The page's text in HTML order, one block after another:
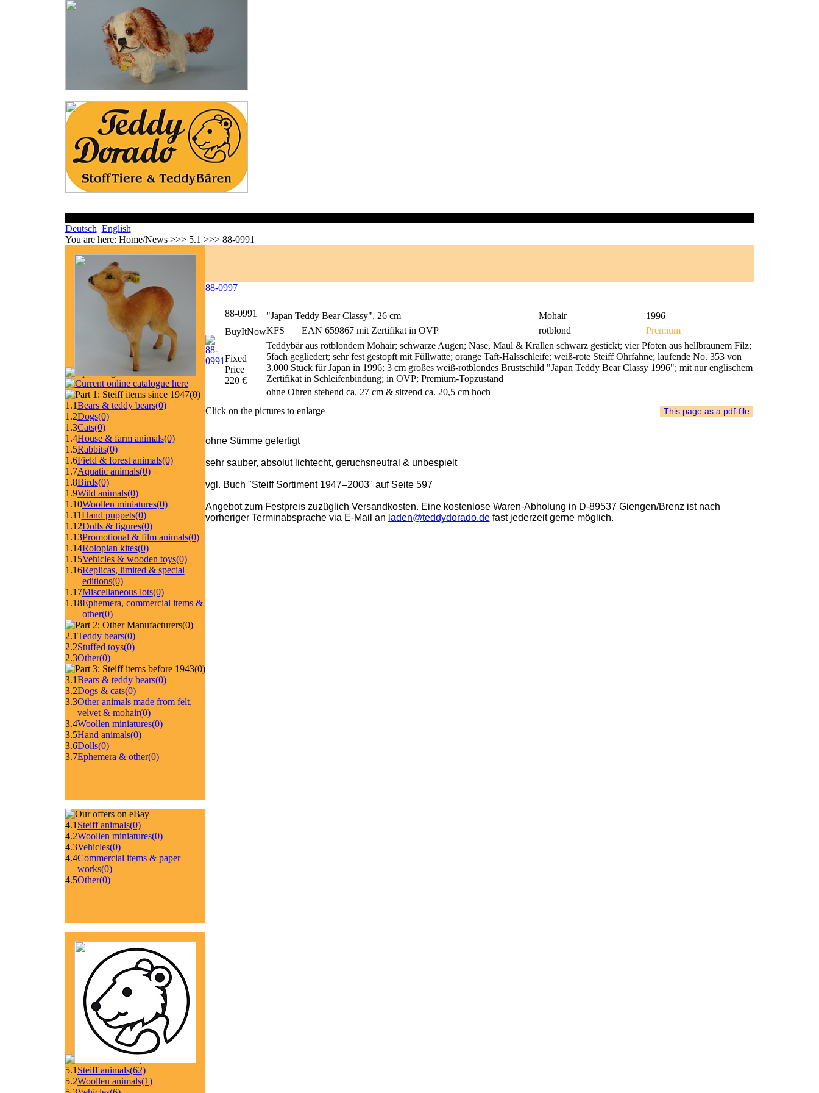
Deutsch English
You are here: Home/News >>> 5.1 >>> 88-0991
(0)
1.1Bears & teddy bears(0)
1.2Dogs(0)
1.3Cats(0)
1.4House & farm animals(0)
1.5Rabbits(0)
1.6Field & forest animals(0)
1.7Aquatic animals(0)
1.8Birds(0)
1.9Wild animals(0)
1.10Woollen miniatures(0)
1.11Hand puppets(0)
1.12Dolls & figures(0)
1.13Promotional & film animals(0)
1.14Roloplan kites(0)
1.15Vehicles & wooden toys(0)
1.16Replicas, limited & special
editions(0)
1.17Miscellaneous lots(0)
1.18Ephemera, commercial items &
other(0)
(0)
2.1Teddy bears(0)
2.2Stuffed toys(0)
2.3Other(0)
(0)
3.1Bears & teddy bears(0)
3.2Dogs & cats(0)
3.3Other animals made from felt,
velvet & mohair(0)
3.4Woollen miniatures(0)
3.5Hand animals(0)
3.6Dolls(0)
3.7Ephemera & other(0)
4.1 Steiff animals(0)
4.2Woollen miniatures(0)
4.3Vehicles(0)
4.4Commercial items & paper
works(0)
4.5Other(0)
5.1 Steiff animals(62)
5.2Woollen animals(1)
88-0997
88-0991 "Japan Teddy Bear Classy", 26 cm Mohair
1996
KFS
EAN 659867 mit Zertifikat in OVP rotblond
Premium
Teddybär aus rotblondem Mohair; schwarze Augen; Nase, Maul & Krallen schwarz gestickt; vier Pfoten aus hellbraunem Filz;
5fach gegliedert; sehr fest gestopft mit Füllwatte; orange Taft-Halsschleife; weiß-rote Steiff Ohrfahne; laufende No. 353 von
3.000 Stück für Japan in 1996; 3 cm großes weiß-rotblondes Brustschild "Japan Teddy Bear Classy 1996"; mit nur englischem
Zertifikat in Schleifenbindung; in OVP; Premium-Topzustand
ohne Ohren stehend ca. 27 cm & sitzend ca. 20,5 cm hoch
BuyItNow
Fixed
Price
220 €
Click on the pictures to enlarge
ohne Stimme gefertigt
sehr sauber, absolut lichtecht, geruchsneutral & unbespielt
vgl. Buch "Steiff Sortiment 1947–2003" auf Seite 597
Angebot zum Festpreis zuzüglich Versandkosten. Eine kostenlose Waren-Abholung in D-89537 Giengen/Brenz ist nach
vorheriger Terminabsprache via E-Mail an laden@teddydorado.defast jederzeit gerne möglich.